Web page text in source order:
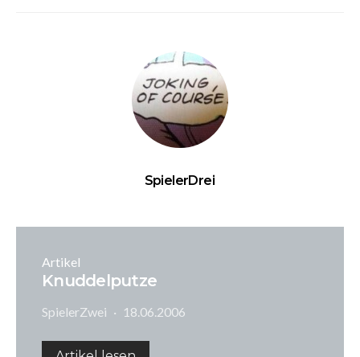
SpielerDrei
Artikel
Knuddelputze
SpielerZwei 18.06.2006